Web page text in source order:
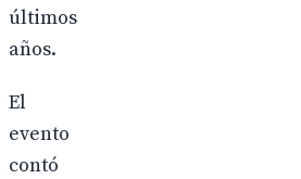
últimos
años.
El
evento
contó